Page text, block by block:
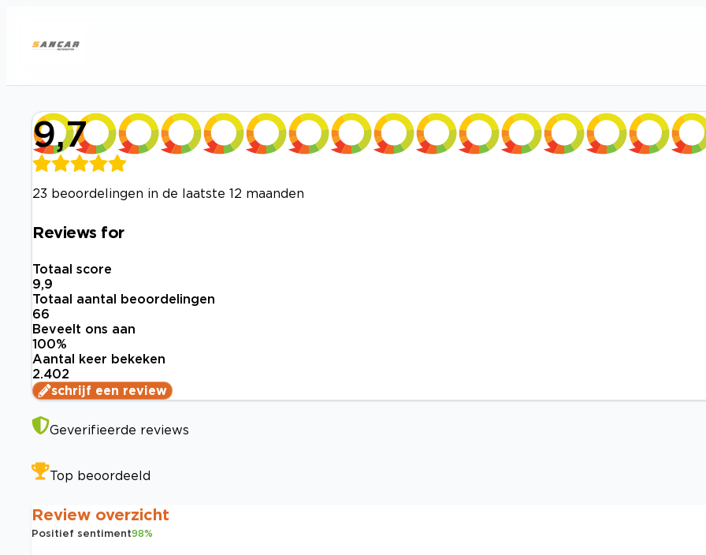
9,7
23 beoordelingen in de laatste 12 maanden
Reviews for
Totaal score
9,9
Totaal aantal beoordelingen
66
Beveelt ons aan
100%
Aantal keer bekeken
2.402
schrijf een review
Geverifieerde reviews
Top beoordeeld
Review overzicht
Positief sentiment98%